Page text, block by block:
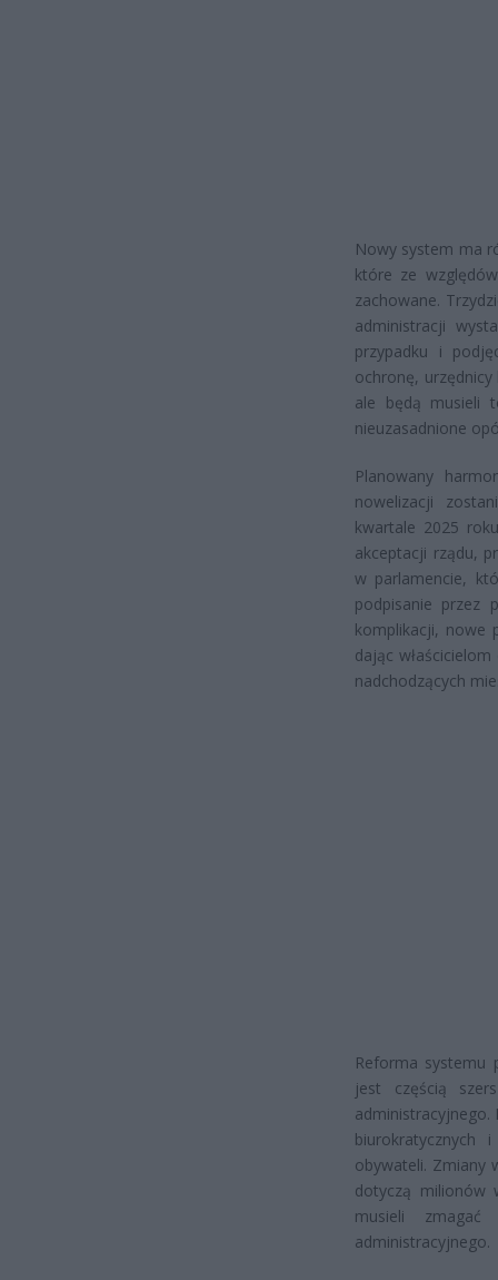
Nowy system ma
które ze
zachowane.
administracji
przypadku i
ochronę,
ale będą musieli
nieuzasadnione
Planowany
nowelizacji
kwartale 2025
akceptacji rządu,
w parlamencie,
podpisanie przez
komplikacji, nowe
dając
nadchodzących
Reforma systemu
jest częścią
administracyjnego.
biurokratycznych
obywateli. Zmiany
dotyczą milionów
musieli
administracyjnego.